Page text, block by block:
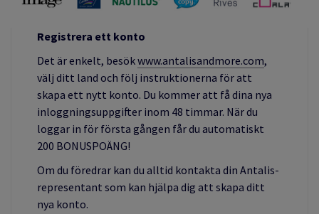
Registrera ett konto
Det är enkelt, besökwww.antalisandmore.com,
välj ditt land och följ instruktionerna för att
skapa ett nytt konto. Du kommer att få dina nya
inloggningsuppgifter inom 48 timmar. När du
loggar in för första gången får du automatiskt
200 BONUSPOÄNG!
Om du föredrar kan du alltid kontakta din Antalis-
representant som kan hjälpa dig att skapa ditt
nya konto.